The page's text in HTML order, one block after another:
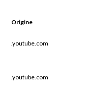
Origine
.youtube.com
.youtube.com